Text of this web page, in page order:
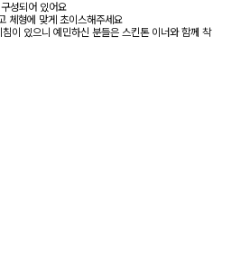
성되어 있어요
체형에 맞게 초이스해주세요
이 있으니 예민하신 분들은 스킨톤 이너와 함께 착